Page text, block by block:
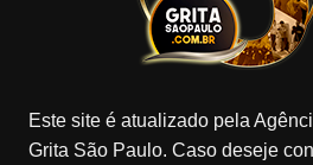
Este site é atualizado pela
Grita São Paulo. Caso deseje